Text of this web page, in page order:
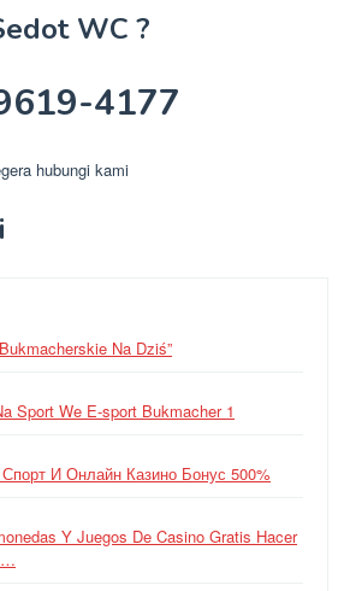
WC ?
4177
hubungi kami
Na Dziś”
Sport We E-sport Bukmacher 1
И Онлайн Казино Бонус 500%
Y Juegos De Casino Gratis Hacer